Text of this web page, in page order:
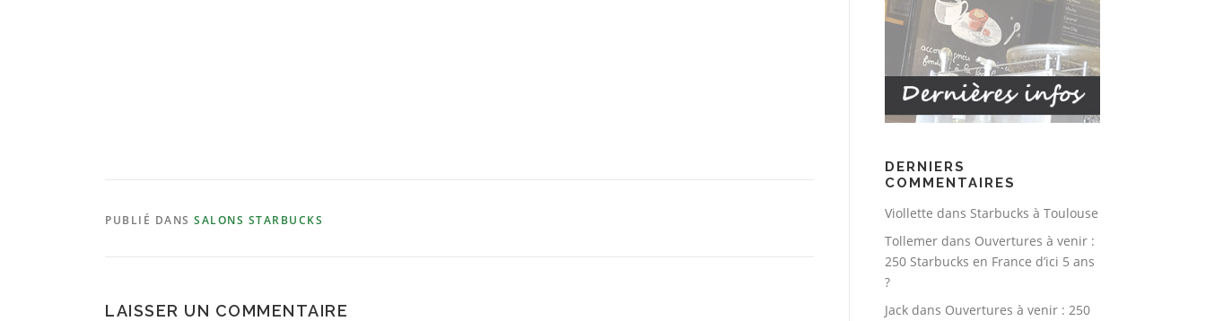
PUBLIÉ DANS SALONS STARBUCKS
LAISSER UN COMMENTAIRE
DERNIERS
COMMENTAIRES
Viollette dans Starbucks à Toulouse
Tollemer dans Ouvertures à venir :
250 Starbucks en France d’ici 5 ans
?
Jack dans Ouvertures à venir : 250